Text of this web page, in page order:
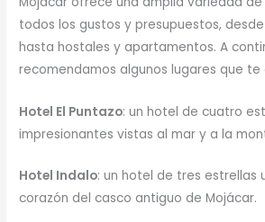
todos los gustos y presupuestos,
hasta hostales y apartamentos. A
recomendamos algunos lugares que te
Hotel El Puntazo: un hotel de cuatro
impresionantes vistas al mar y a la
Hotel Indalo: un hotel de tres estrellas
corazón del casco antiguo de Mojácar.